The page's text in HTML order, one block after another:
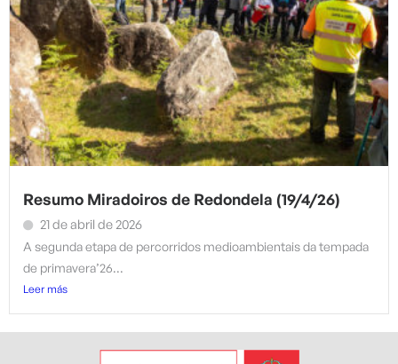
Resumo Miradoiros de Redondela (19/4/26)
21 de abril de 2026
A segunda etapa de percorridos medioambientais da tempada
de primavera’26...
Leer más